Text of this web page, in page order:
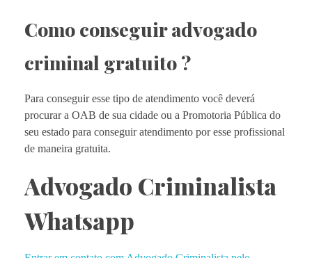
Como conseguir advogado
criminal gratuito ?
Para conseguir esse tipo de atendimento você deverá
procurar a OAB de sua cidade ou a Promotoria Pública do
seu estado para conseguir atendimento por esse profissional
de maneira gratuita.
Advogado Criminalista
Whatsapp